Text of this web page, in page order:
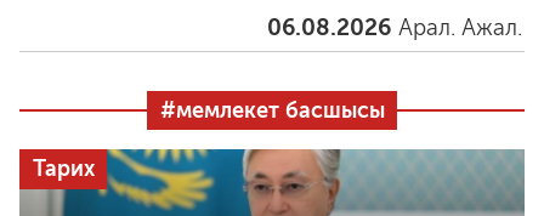
06.08.2026 Арал. Ажал. Айғақ
#мемлекет басшысы
Тарих